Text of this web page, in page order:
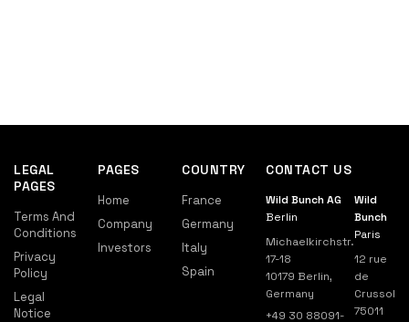
LEGAL
PAGES
Terms And
Conditions
Privacy
Policy
Legal
Notice
PAGES
Home
Company
Investors
COUNTRY
France
Germany
Italy
Spain
CONTACT US
Wild Bunch AG
Berlin
Michaelkirchstr.
17-18
10179 Berlin,
Germany
+49 30 88091-
Wild
Bunch
Paris
12 rue
de
Crussol
75011